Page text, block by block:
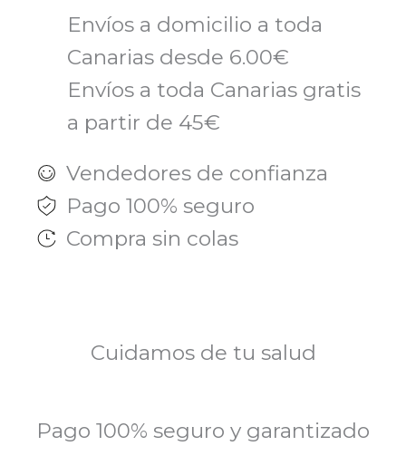
Envíos a domicilio a toda
Canarias desde 6.00€
Envíos a toda Canarias gratis
a partir de 45€
Vendedores de confianza
Pago 100% seguro
Compra sin colas
Cuidamos de tu salud
Pago 100% seguro y garantizado